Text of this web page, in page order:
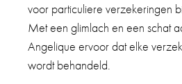
voor particuliere verzekeringen
Met een glimlach en een schat
Angelique ervoor dat elke
wordt behandeld.